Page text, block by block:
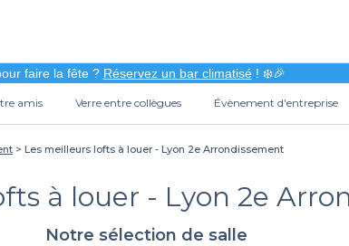
faire la fête ? Réservez un bar climatisé! ❄️🎉
amis Verre entre collègues Évènement d'entreprise
Les meilleurs lofts à louer - Lyon 2e Arrondissement
à louer - Lyon 2e
Notre sélection de salle